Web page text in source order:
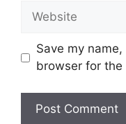
Website
Save my
browser for the